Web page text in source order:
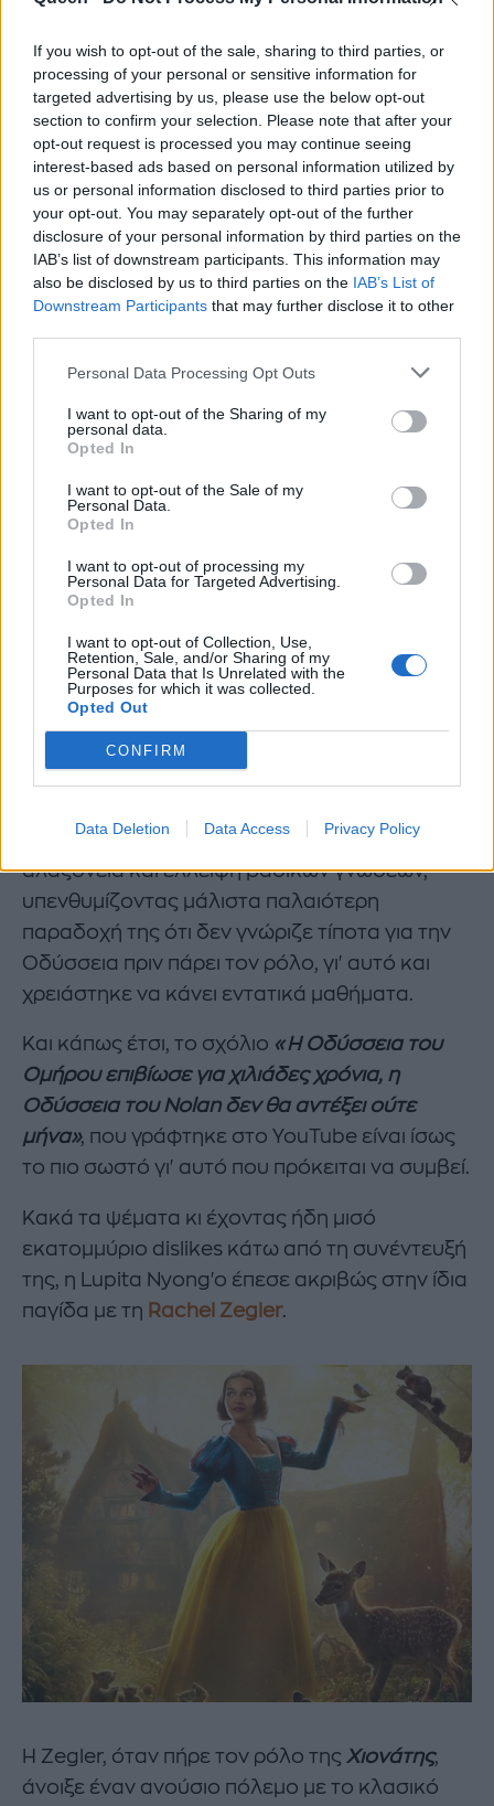
If you wish to opt-out of the sale, sharing to third parties, or
processing of your personal or sensitive information for
targeted advertising by us, please use the below opt-out
section to confirm your selection. Please note that after your
opt-out request is processed you may continue seeing
interest-based ads based on personal information utilized by
us or personal information disclosed to third parties prior to
your opt-out. You may separately opt-out of the further
disclosure of your personal information by third parties on the
IAB’s list of downstream participants. This information may
also be disclosed by us to third parties on the IAB’s List of
Downstream Participants that may further disclose it to other
Personal Data Processing Opt Outs
I want to opt-out of the Sharing of my
personal data.
Opted In
I want to opt-out of the Sale of my
Personal Data.
Opted In
I want to opt-out of processing my
Personal Data for Targeted Advertising.
Opted In
I want to opt-out of Collection, Use,
Retention, Sale, and/or Sharing of my
Personal Data that Is Unrelated with the
Purposes for which it was collected.
Opted Out
CONFIRM
Data Deletion Data Access Privacy Policy
διαδικτύου κατηγόρησαν την ηθοποιό για
αλαζονεία και έλλειψη βασικών γνώσεων,
υπενθυμίζοντας μάλιστα παλαιότερη
παραδοχή της ότι δεν γνώριζε τίποτα για την
Οδύσσεια πριν πάρει τον ρόλο, γι' αυτό και
χρειάστηκε να κάνει εντατικά μαθήματα.
Και κάπως έτσι, το σχόλιο «Η Οδύσσεια του
Ομήρου επιβίωσε για χιλιάδες χρόνια, η
Οδύσσεια του Nolan δεν θα αντέξει ούτε
μήνα», που γράφτηκε στο YouTube είναι ίσως
το πιο σωστό γι' αυτό που πρόκειται να συμβεί.
Κακά τα ψέματα κι έχοντας ήδη μισό
εκατομμύριο dislikes κάτω από τη συνέντευξή
της, η Lupita Nyong'o έπεσε ακριβώς στην ίδια
παγίδα με τη Rachel Zegler.
Η Zegler, όταν πήρε τον ρόλο της Χιονάτης,
άνοιξε έναν ανούσιο πόλεμο με το κλασικό